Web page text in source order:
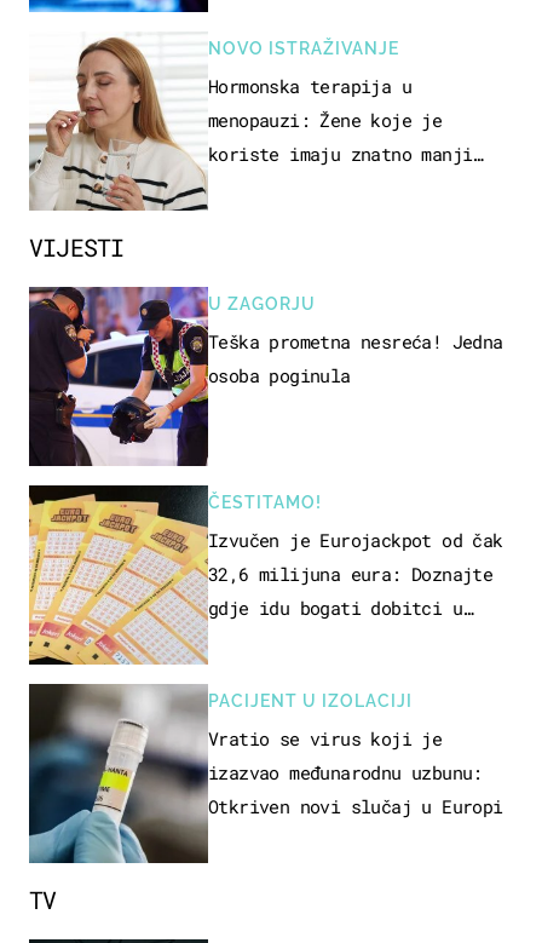
VIJESTI
U ZAGORJU
Teška prometna nesreća! Jedna
osoba poginula
ČESTITAMO!
Izvučen je Eurojackpot od čak
32,6 milijuna eura: Doznajte
gdje idu bogati dobitci u
PACIJENT U IZOLACIJI
Vratio se virus koji je
izazvao međunarodnu uzbunu:
Otkriven novi slučaj u Europi
NOVO ISTRAŽIVANJE
Hormonska terapija u
menopauzi: Žene koje je
koriste imaju znatno manji
TV